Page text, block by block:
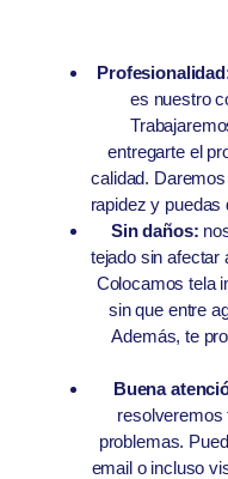
es nuestro
entregarte el
calidad.
rapidez y puedas
Sin daños:
tejado sin afectar
Colocamos tela
sin que entre
Además, te
Buena
resolveremos
problemas.
email o incluso